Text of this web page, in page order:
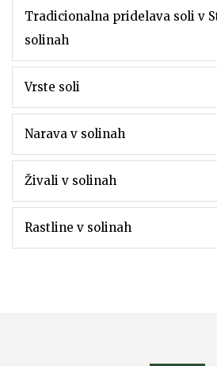
Tradicionalna pridelava soli v
solinah
Vrste soli
Narava v solinah
Živali v solinah
Rastline v solinah